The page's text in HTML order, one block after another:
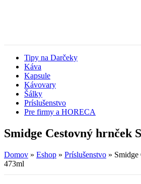
Tipy na Darčeky
Káva
Kapsule
Kávovary
Šálky
Príslušenstvo
Pre firmy a HORECA
Smidge Cestovný hrnček
Domov » Eshop » Príslušenstvo » Smidge
473ml